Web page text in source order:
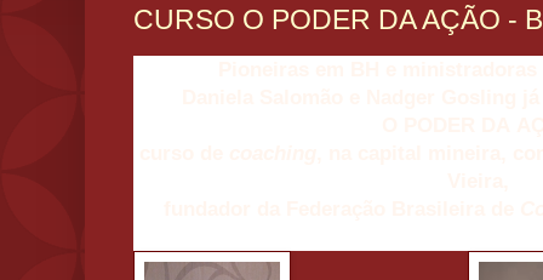
CURSO O PODER DA AÇÃO -